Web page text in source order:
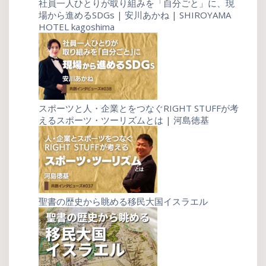
社員一人ひとりが取り組みを「自分ごと」に、現
場から進めるSDGs | 安川あかね | SHIROYAMA
HOTEL kagoshima
スポーツと人・企業とをつなぐRIGHT STUFFが考
えるスポーツ・ツーリズムとは | 河島徳基
聖書の歴史から眺める移民大国イスラエル